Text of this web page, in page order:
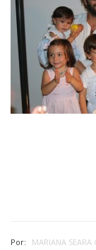
Por: MARIANA SEARA